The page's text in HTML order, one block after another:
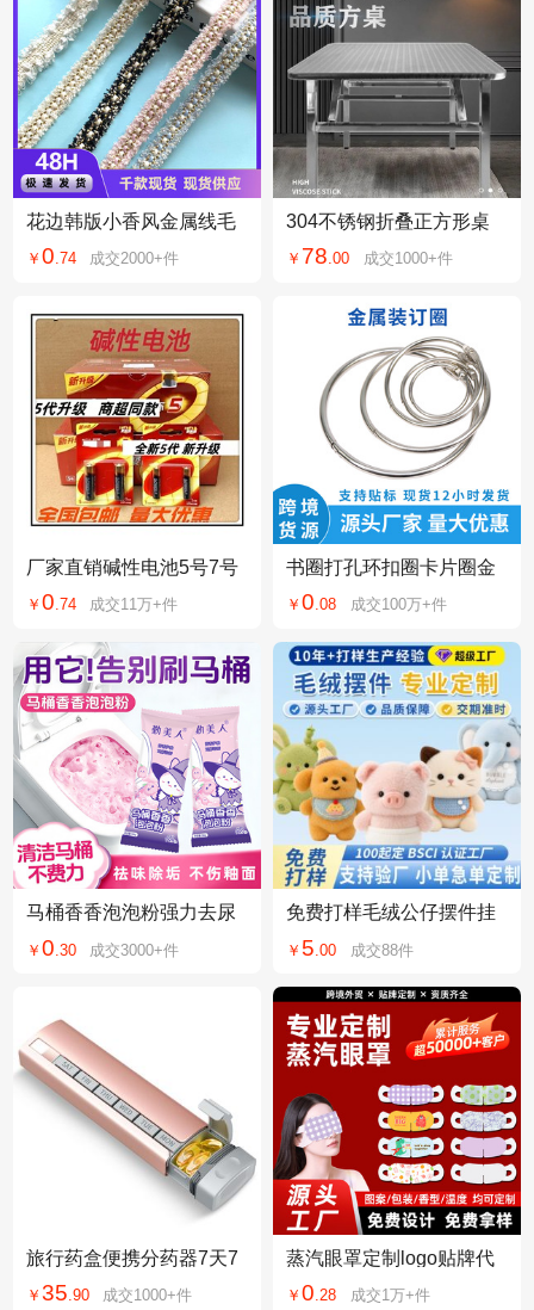
花边韩版小香风金属线毛
领口门襟辅料
￥ 0.74 成交2000+件
304不锈钢折叠正方形桌
方便易收纳便携
￥ 78.00 成交1000+件
厂家直销碱性电池5号7号
鼠标空调电视
￥ 0.74 成交11万+件
书圈打孔环扣圈卡片圈金
圈环装订圈活页圈
￥0.08 成交100万+件
马桶香香泡泡粉强力去尿
久留香厕所除垢剂
￥ 0 30 成交3000+件
免费打样毛绒公仔摆件挂
定制毛绒玩具玩偶
￥ 5 .00 成交88件
旅行药盒便携分药器7天7
潮药物药品收纳盒
￥ 35.90 成交1000+件
蒸汽眼罩定制logo贴牌代
素热敷蒸汽眼罩
￥0.28 成交1万+件